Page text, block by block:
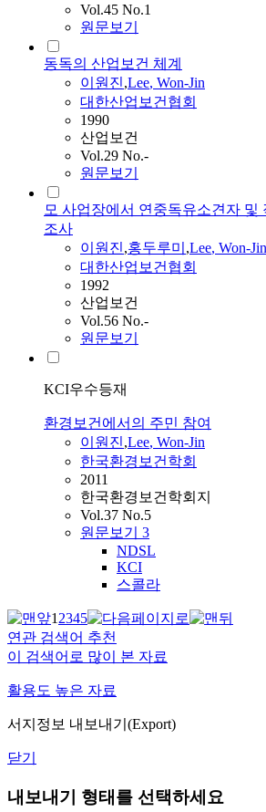
Vol.45 No.1
원문보기
동독의 산업보건 체계
이원진,Lee, Won-Jin
대한산업보건협회
1990
산업보건
Vol.29 No.-
원문보기
모 사업장에서 연중독유소견자 및
조사
이원진,홍두루미 ,Lee, Won-Jin
대한산업보건협회
1992
산업보건
Vol.56 No.-
원문보기
KCI우수등재
환경보건에서의 주민 참여
이원진,Lee, Won-Jin
한국환경보건학회
2011
한국환경보건학회지
Vol.37 No.5
원문보기 3
NDSL
KCI
스콜라
12345
연관 검색어 추천
이 검색어로 많이 본 자료
활용도 높은 자료
서지정보 내보내기(Export)
닫기
내보내기 형태를 선택하세요